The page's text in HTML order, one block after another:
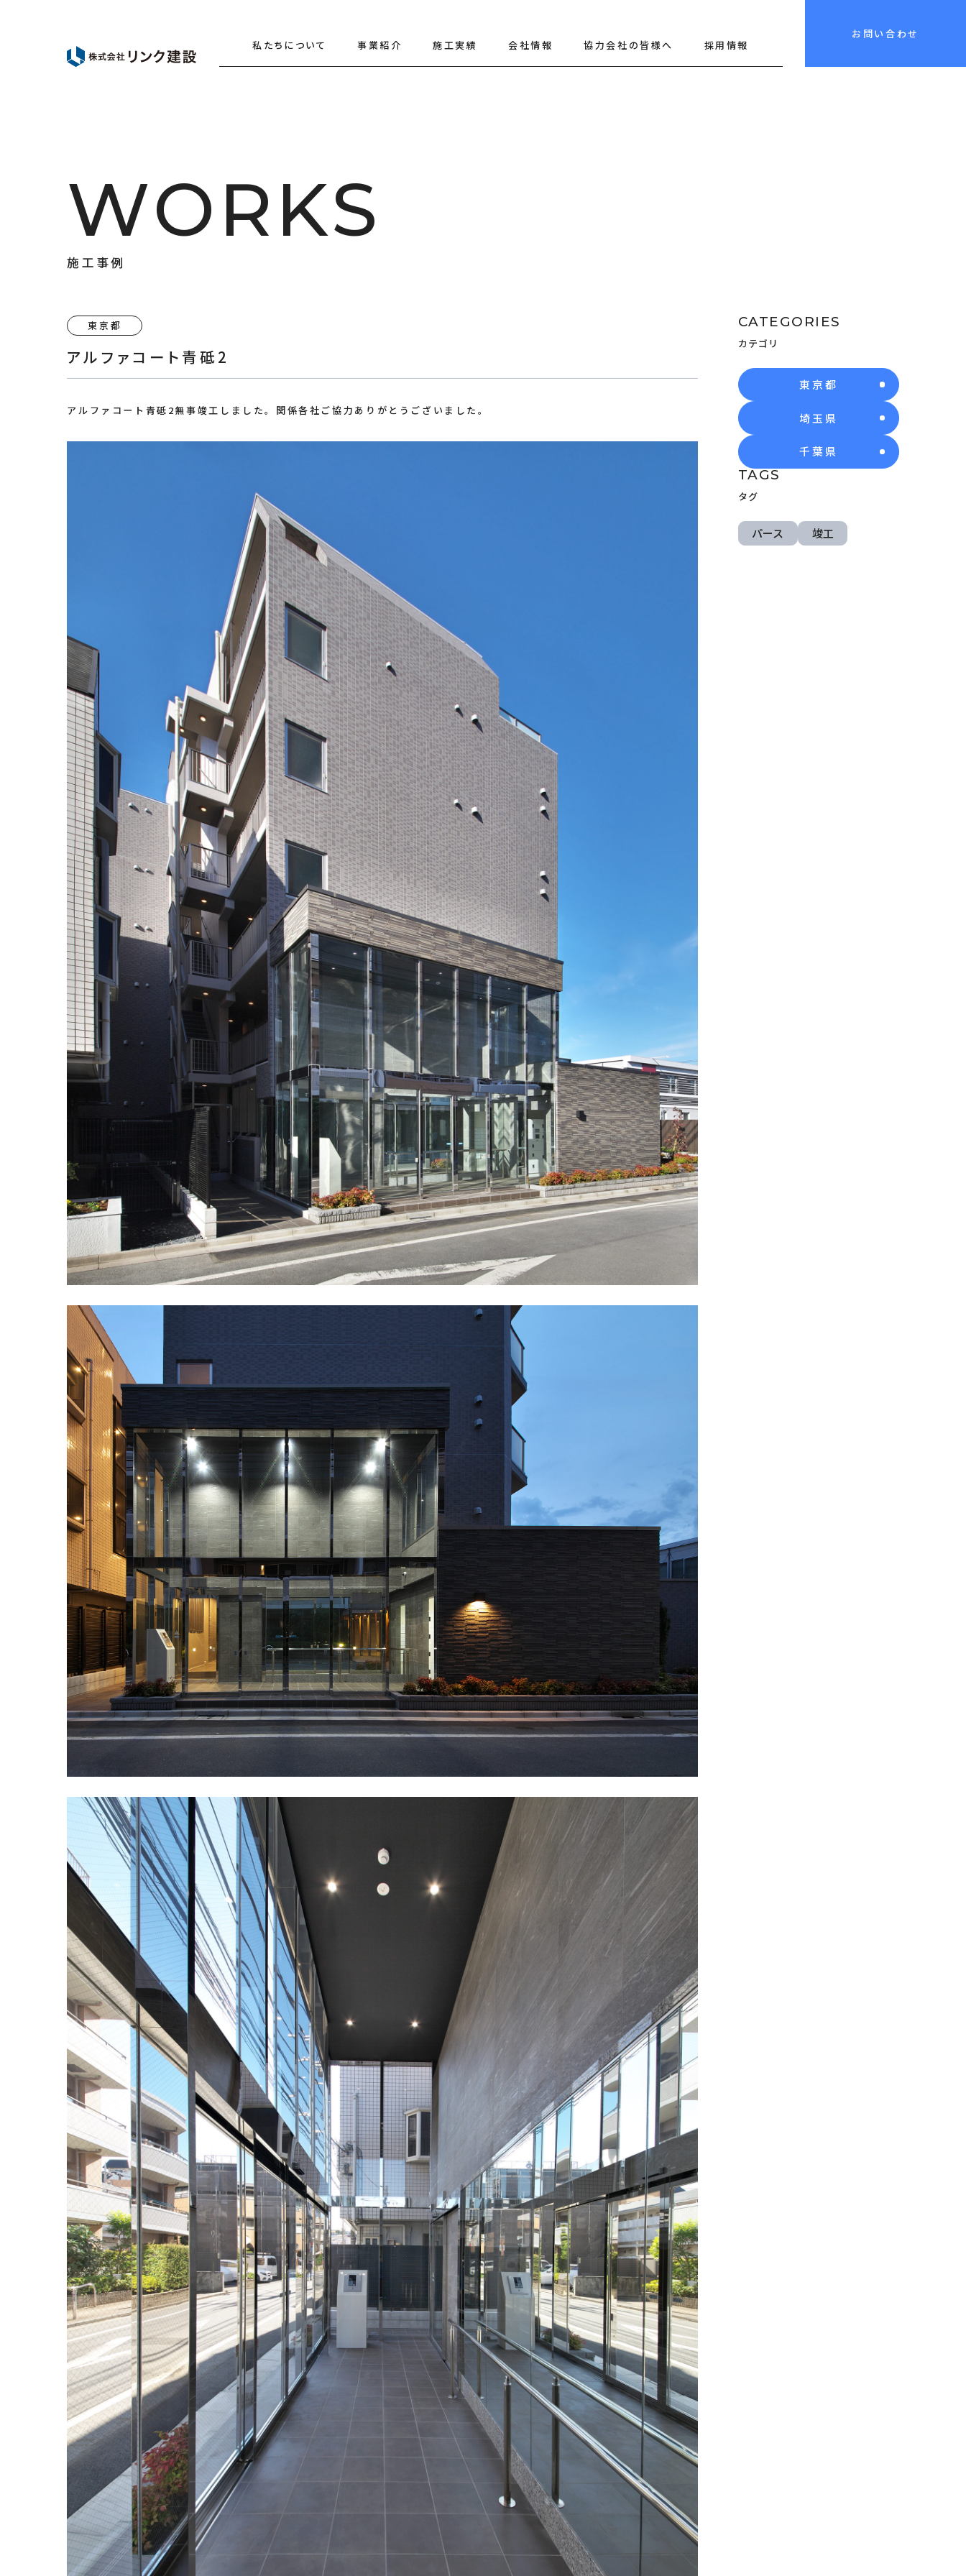
私たちについて 事業紹介 施工実績 会社情報 協力会社の皆様へ 採用情報
お問い合わせ
WORKS
施 工 事例
東京都
アルファコート青砥2
アルファコート青砥2無事竣工しました。関係各社ご協力ありがとうございました。
CATEGORIES
カテゴリ
東京都
埼玉県
千葉県
TAGS
タグ
パース 竣工